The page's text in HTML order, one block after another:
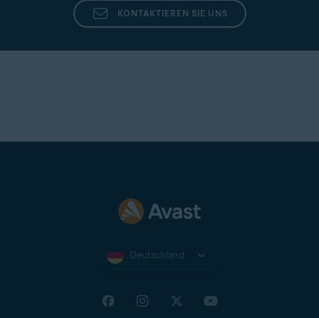
KONTAKTIEREN SIE UNS
Deutschland